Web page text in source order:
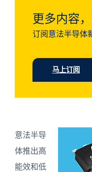
更多内容
订阅意法半导体
马上订阅
意法半导
体推出高
能效和低